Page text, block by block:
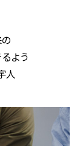
よう
人